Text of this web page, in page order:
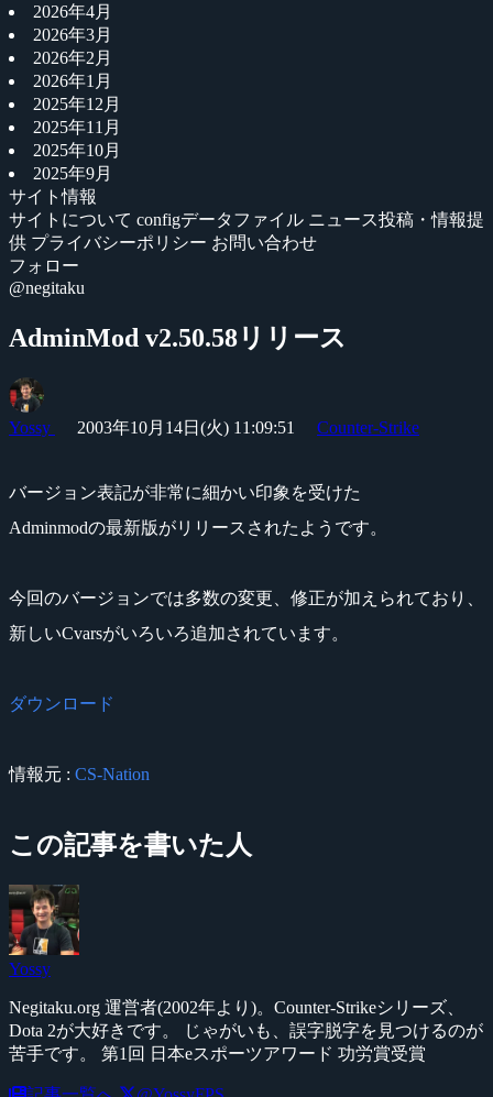
2026年4月
2026年3月
2026年2月
2026年1月
2025年12月
2025年11月
2025年10月
2025年9月
サイト情報
サイトについて configデータファイル ニュース投稿・情報提
供 プライバシーポリシー お問い合わせ
フォロー
@negitaku
AdminMod v2.50.58リリース
Yossy 2003年10月14日(火) 11:09:51 Counter-Strike
バージョン表記が非常に細かい印象を受けた
Adminmodの最新版がリリースされたようです。
今回のバージョンでは多数の変更、修正が加えられており、
新しいCvarsがいろいろ追加されています。
ダウンロード
情報元 : CS-Nation
この記事を書いた人
Yossy
Negitaku.org 運営者(2002年より)。Counter-Strikeシリーズ、
Dota 2が大好きです。 じゃがいも、誤字脱字を見つけるのが
苦手です。 第1回 日本eスポーツアワード 功労賞受賞